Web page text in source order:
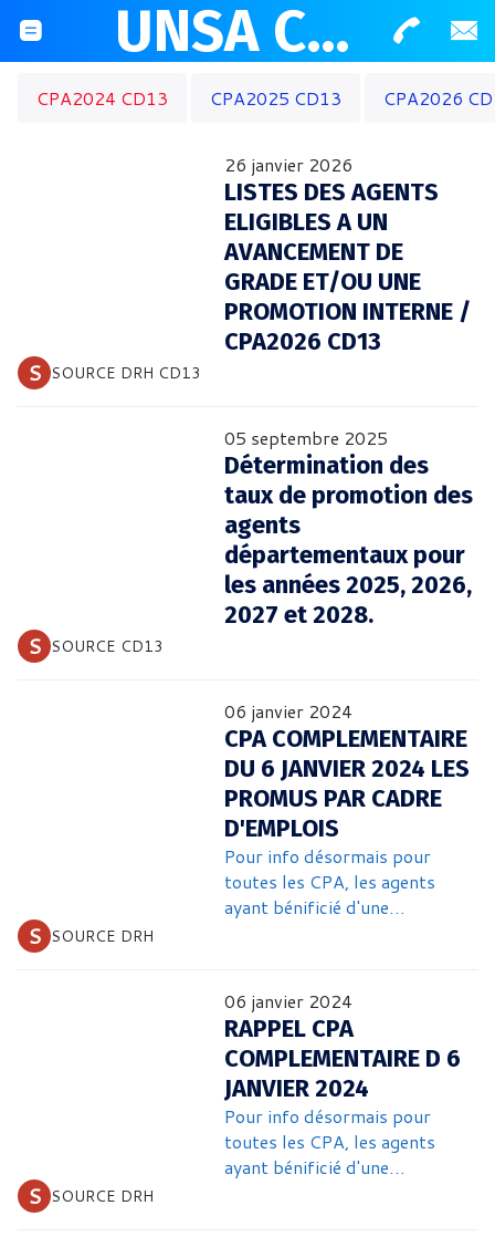
UNSA CD13
CPA2024 CD13 CPA2025 CD13 CPA2026
26 janvier 2026
LISTES DES AGENTS
ELIGIBLES A UN
AVANCEMENT DE
GRADE ET/OU UNE
PROMOTION INTERNE /
CPA2026 CD13
S SOURCE DRH CD13
05 septembre 2025
Détermination des
taux de promotion des
agents
départementaux pour
les années 2025, 2026,
2027 et 2028.
S SOURCE CD13
06 janvier 2024
CPA COMPLEMENTAIRE
DU 6 JANVIER 2024 LES
PROMUS PAR CADRE
D'EMPLOIS
Pour info désormais pour
toutes les CPA, les agents
ayant bénificié d'une
nommés au 1er février et non
plus au 1er janvier comme cela
se faisait jusqu'à présent.
S SOURCE DRH
06 janvier 2024
RAPPEL CPA
COMPLEMENTAIRE D 6
JANVIER 2024
Pour info désormais pour
toutes les CPA, les agents
ayant bénificié d'une
S SOURCE DRH